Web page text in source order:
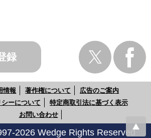
録
情報 著作権について
広告のご案内
ーについて
特定商取引法に基づく表示
お問い合わせ
2026 Wedge Rights Reserved